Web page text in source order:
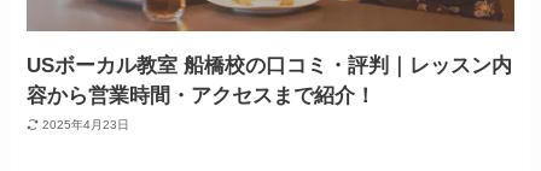
USボーカル教室 船橋校の口コミ・評判｜レッスン内
容から営業時間・アクセスまで紹介！
2025年4月23日